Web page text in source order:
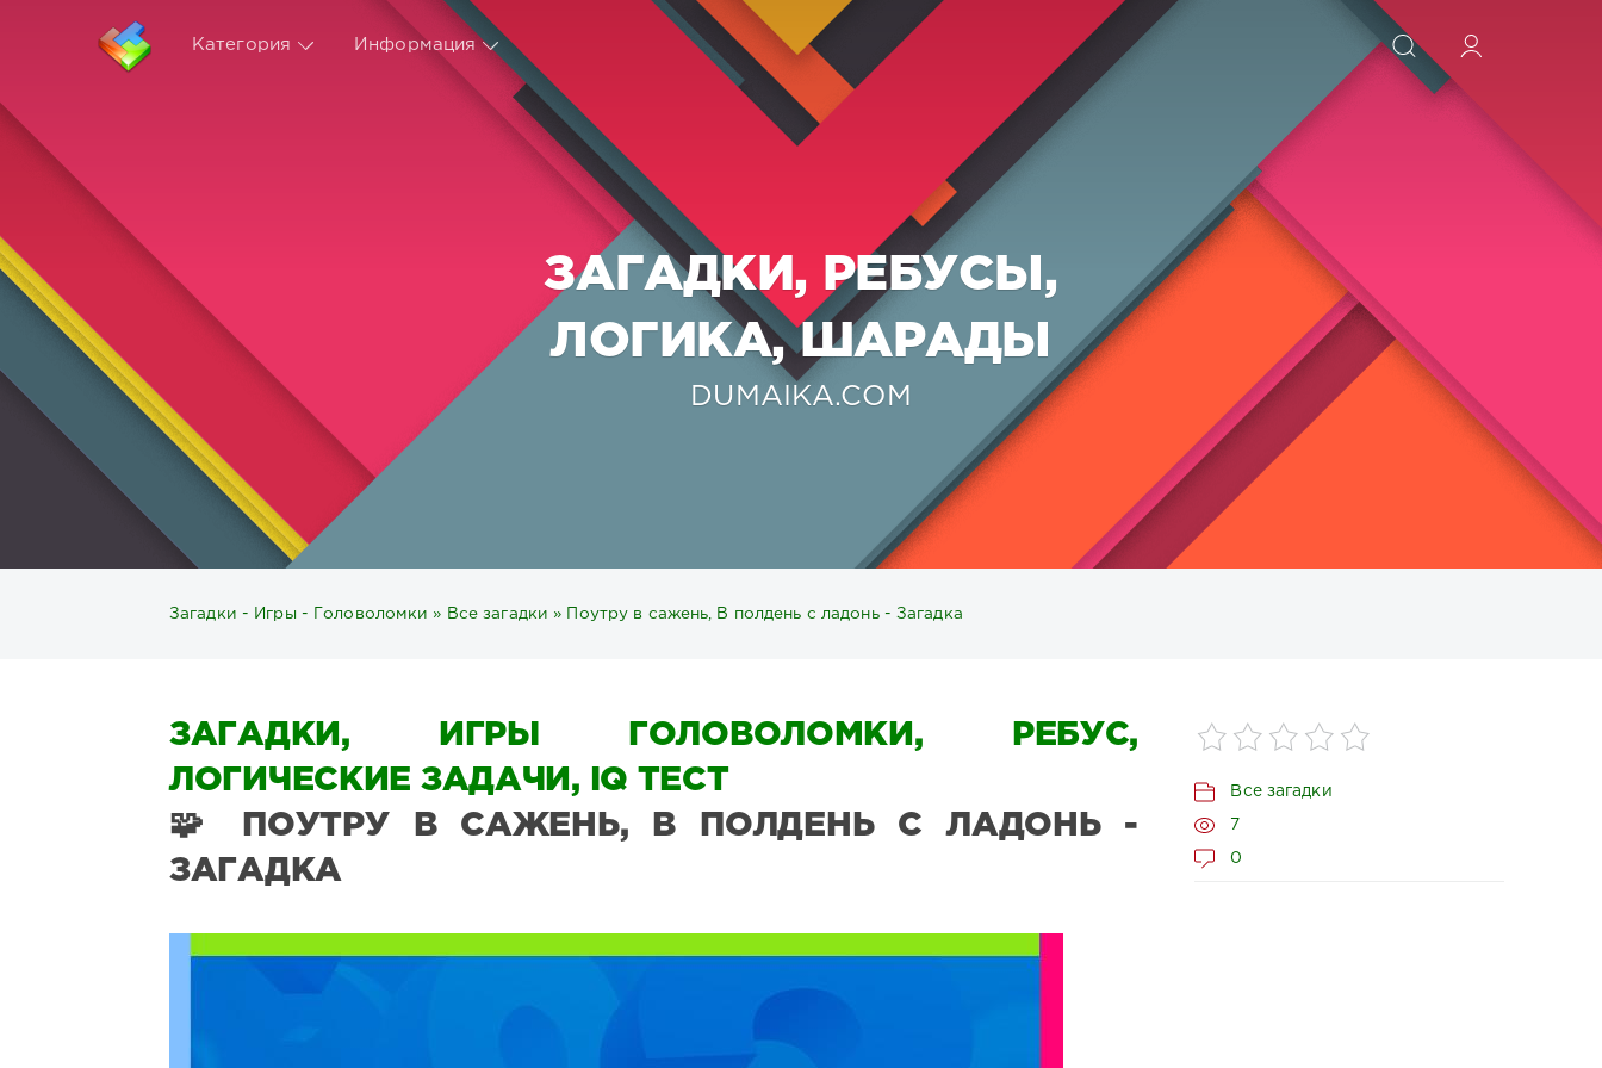
ИСКАТЬ
Категория Информация
ЗАГАДКИ, РЕБУСЫ,
ЛОГИКА, ШАРАДЫ
DUMAIKA.COM
Загадки - Игры - Головоломки » Все загадки » Поутру в сажень, В полдень с ладонь - Загадка
ЗАГАДКИ, ИГРЫ ГОЛОВОЛОМКИ, РЕБУС,
ЛОГИЧЕСКИЕ ЗАДАЧИ, IQ ТЕСТ
🧩 ПОУТРУ В САЖЕНЬ, В ПОЛДЕНЬ С ЛАДОНЬ -
ЗАГАДКА
Все загадки
7
0